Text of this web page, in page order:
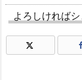
よろしければ